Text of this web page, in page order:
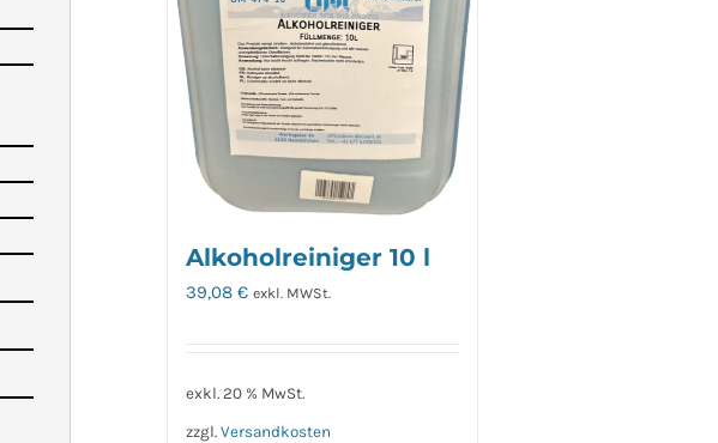
Alkoholreiniger 10 l
39,08€ exkl. MWSt.
exkl. 20 % MwSt.
zzgl.Versandkosten